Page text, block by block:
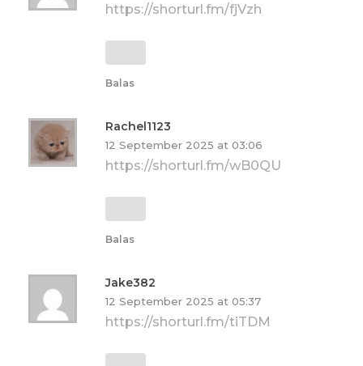
https://shorturl.fm/fjVzh
Balas
Rachel1123
12 September 2025 at 03:06
https://shorturl.fm/wB0QU
Balas
Jake382
12 September 2025 at 05:37
https://shorturl.fm/tiTDM